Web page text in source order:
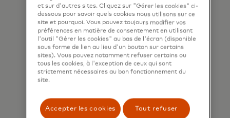
facilité, sécurité et contrôle de vos
dépenses.
En savoir plus
et sur d'autres sites. Cliquez sur "Gérer les cookies" ci-
dessous pour savoir quels cookies nous utilisons sur ce
site et pourquoi. Vous pouvez toujours modifier vos
préférences en matière de consentement en utilisant
l'outil "Gérer les cookies" au bas de l'écran (disponible
sous forme de lien au lieu d'un bouton sur certains
sites). Vous pouvez notamment refuser certains ou
tous les cookies, à l'exception de ceux qui sont
strictement nécessaires au bon fonctionnement du
site.
Accepter les cookies Tout refuser